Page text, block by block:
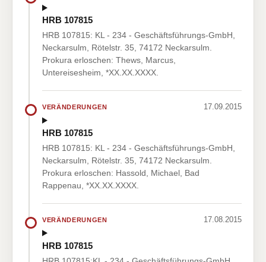
HRB 107815
HRB 107815: KL - 234 - Geschäftsführungs-GmbH,
Neckarsulm, Rötelstr. 35, 74172 Neckarsulm.
Prokura erloschen: Thews, Marcus,
Untereisesheim, *XX.XX.XXXX.
VERÄNDERUNGEN 17.09.2015
HRB 107815
HRB 107815: KL - 234 - Geschäftsführungs-GmbH,
Neckarsulm, Rötelstr. 35, 74172 Neckarsulm.
Prokura erloschen: Hassold, Michael, Bad
Rappenau, *XX.XX.XXXX.
VERÄNDERUNGEN 17.08.2015
HRB 107815